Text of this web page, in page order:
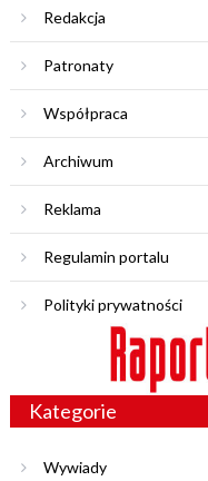
Redakcja
Patronaty
Współpraca
Archiwum
Reklama
Regulamin portalu
Polityki prywatności
Kategorie
Wywiady